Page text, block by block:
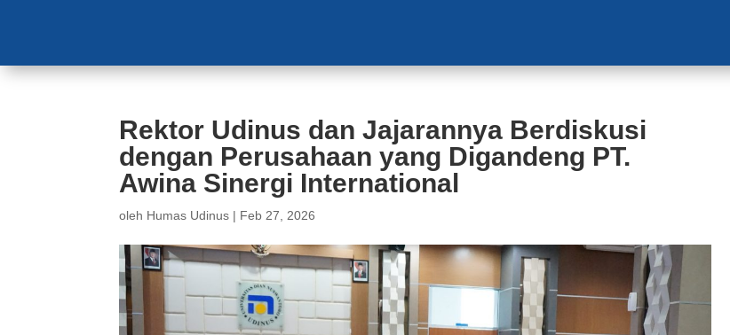
Rektor Udinus dan Jajarannya Berdiskusi
dengan Perusahaan yang Digandeng PT.
Awina Sinergi International
oleh Humas Udinus | Feb 27, 2026